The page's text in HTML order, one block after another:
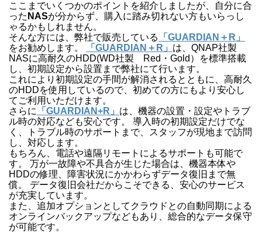
ここまでいくつかのポイントを紹介しましたが、自分に合
った NASが分からず、購入に踏み切れない方もいらっし
ゃるかもしれません。
そんな方には、弊社で販売している
「GUARDIAN＋R」
をお勧めします。
「GUARDIAN＋R」 は、QNAP社製
NASに高耐久のHDD(WD社製 Red・Gold）を標準搭載
し、初期設定から設置まで弊社にて行います。
これにより初期設定の手間が解消されるとともに、高耐久
のHDDを使用しているので、初めての方にもより安心し
てご利用いただけます。
さらに
「GUARDIAN+R」 は、機器の設置・設定やトラブ
ル時の対応なども安心です。 導入時の初期設定だけでな
く、トラブル時のサポートまで、スタッフが現地まで訪問
し、対応します。
もちろん、電話や遠隔リモートによるサポートも可能で
す。 万が一故障や不具合が生じた場合は、機器本体や
HDDの修理、障害状況にかかわらずデータ復旧まで無
償。 データ復旧会社だからこそできる、安心のサービス
が充実しています。
また、追加オプションとしてクラウドとの自動同期による
オンラインバックアップなどもあり、総合的なデータ保守
が可能です。